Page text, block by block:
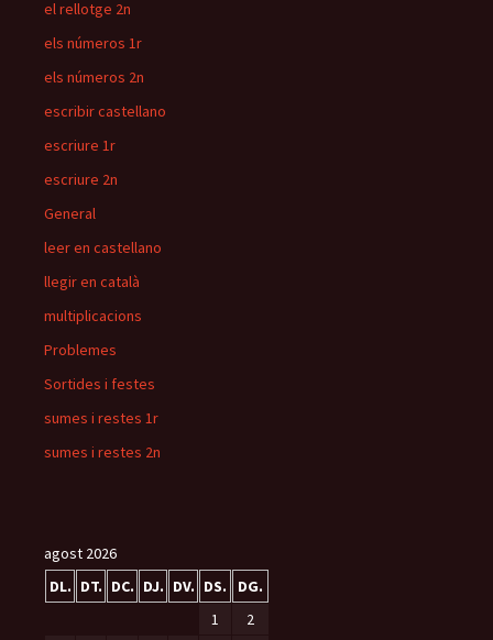
el rellotge 2n
els números 1r
els números 2n
escribir castellano
escriure 1r
escriure 2n
General
leer en castellano
llegir en català
multiplicacions
Problemes
Sortides i festes
sumes i restes 1r
sumes i restes 2n
agost 2026
DL. DT. DC. DJ. DV. DS. DG.
1
2